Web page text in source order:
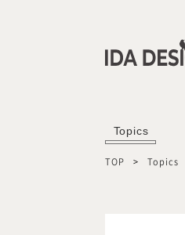
Topics
TOP Topics